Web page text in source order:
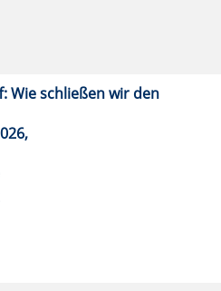
Wie schließen wir den